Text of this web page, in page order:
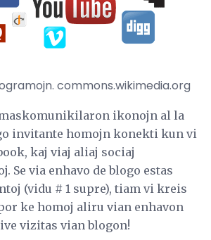
commons.wikimedia.org
ikonojn al la
invitante homojn konekti kun vi
kaj viaj aliaj sociaj
Se via enhavo de blogo estas
(vidu # 1 supre), tiam vi kreis
ke homoj aliru vian enhavon
vizitas vian blogon!